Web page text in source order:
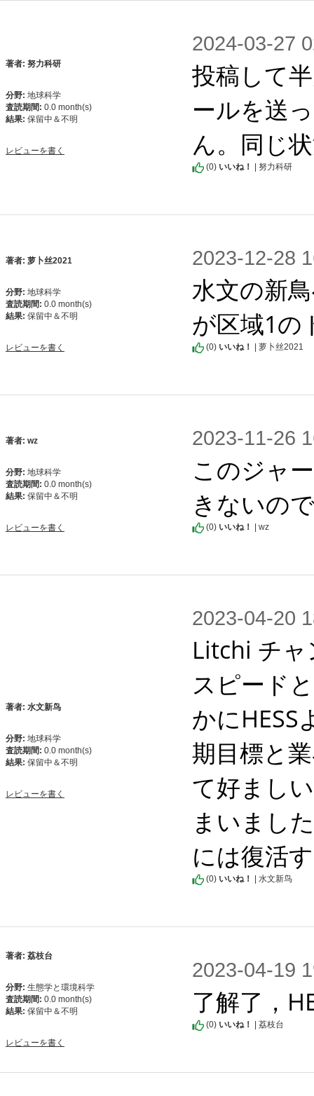
著者: 努力科研
分野: 地球科学
査読期間: 0.0 month(s)
結果: 保留中＆不明
レビューを書く
2024-03-27
投稿して
ールを送
ん。同じ
(0) いいね！ | 努力科研
著者: 萝卜丝2021
分野: 地球科学
査読期間: 0.0 month(s)
結果: 保留中＆不明
レビューを書く
2023-12-28
水文の新
が区域1の
(0) いいね！ | 萝卜丝2021
著者: wz
分野: 地球科学
査読期間: 0.0 month(s)
結果: 保留中＆不明
レビューを書く
2023-11-26
このジャ
きないの
(0) いいね！ | wz
著者: 水文新鸟
分野: 地球科学
査読期間: 0.0 month(s)
結果: 保留中＆不明
レビューを書く
2023-04-20
Litchi チ
スピード
かに
期目標と
て好まし
まいまし
には復活
(0) いいね！ | 水文新鸟
著者: 荔枝台
分野: 生態学と環境科学
査読期間: 0.0 month(s)
結果: 保留中＆不明
レビューを書く
2023-04-19
了解了，
(0) いいね！ | 荔枝台